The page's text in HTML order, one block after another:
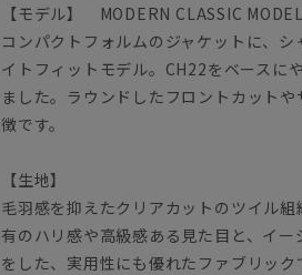
【モデル】 MODERN CLASSIC MODEL
コンパクトフォルムのジャケットに、
イトフィットモデル。CH22をベースに
ました。ラウンドしたフロントカット
徴です。
【生地】
毛羽感を抑えたクリアカットのツイル
有のハリ感や高級感ある見た目と、イ
をした、実用性にも優れたファブリック